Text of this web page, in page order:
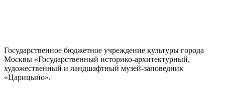
Государственное бюджетное учреждение культуры города
Москвы «Государственный историко-архитектурный,
художественный и ландшафтный музей-заповедник
«Царицыно».